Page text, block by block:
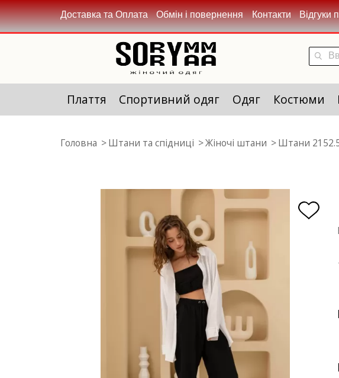
Доставка та Оплата Обмін і повернення Контакти Відгуки
Плаття Спортивний одяг Одяг Костюми
Головна Штани та спідниці Жіночі штани Штани